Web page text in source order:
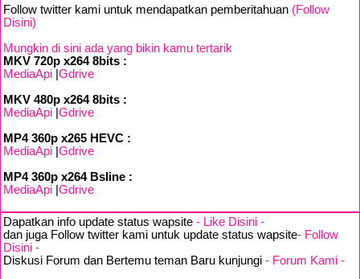
Follow twitter kami untuk mendapatkan pemberitahuan (Follow
Disini)
Mungkin di sini ada yang bikin kamu tertarik
MKV 720p x264 8bits :
MediaApi Gdrive
MKV 480p x264 8bits :
MediaApi Gdrive
MP4 360p x265 HEVC :
MediaApi Gdrive
MP4 360p x264 Bsline :
MediaApi Gdrive
Dapatkan info update status wapsite - Like Disini -
dan juga Follow twitter kami untuk update status wapsite- Follow
Disini -
Diskusi Forum dan Bertemu teman Baru kunjungi - Forum Kami -